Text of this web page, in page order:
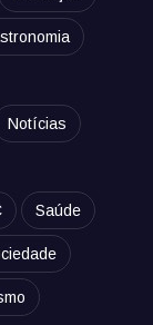
Notícias
Saúde